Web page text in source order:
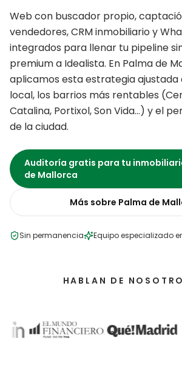
Web con buscador propio,
vendedores, CRM inmobiliario y
integrados para llenar tu pipeline
premium a Idealista. En Palma de
aplicamos esta estrategia ajustada
local, los barrios más rentables (
Catalina, Portixol, Son Vida…) y el
de la ciudad.
Auditoría gratis para tu
de Mallorca
Más sobre Palma de
Sin permanencia Equipo especializado
HABLAN DE